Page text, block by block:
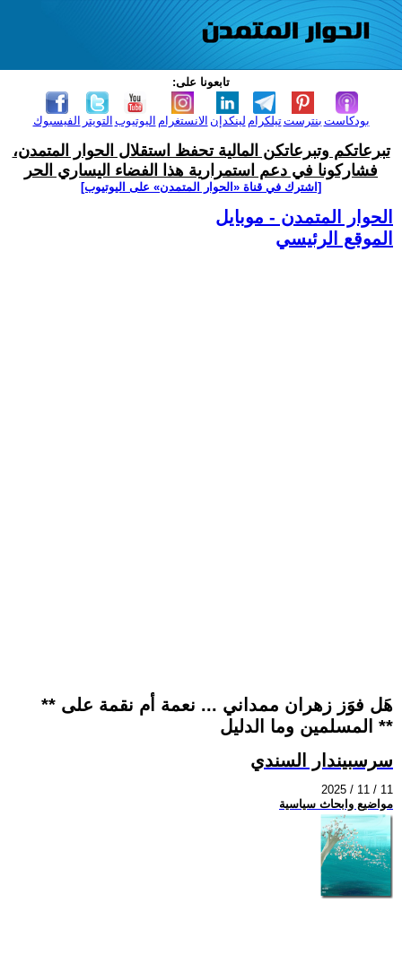
تابعونا على:
الفيسبوك التويتر اليوتيوب الانستغرام لينكدإن تيلكرامبنترست بودكاست
تبرعاتكم وتبرعاتكن المالية تحفظ استقلال الحوار المتمدن،
فشاركونا في دعم استمرارية هذا الفضاء اليساري الحر
[اشترك في قناة ‫«الحوار المتمدن» على اليوتيوب]
الحوار المتمدن - موبايل
الموقع الرئيسي
** هَل فوَز زهران ممداني ... نعمة أم نقمة على
المسلمين وما الدليل **
سرسبيندار السندي
2025 / 11 / 11
مواضيع وابحاث سياسية